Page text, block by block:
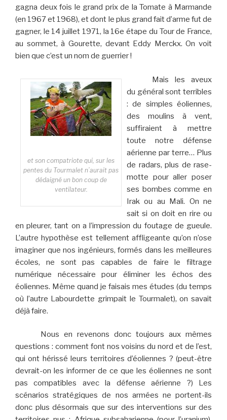
gagna deux fois le grand prix de la Tomate à Marmande
(en 1967 et 1968), et dont le plus grand fait d’arme fut de
gagner, le 14 juillet 1971, la 16e étape du Tour de France,
au sommet, à Gourette, devant Eddy Merckx. On voit
bien que c’est un nom de guerrier !
et son compatriote qui, sur les
pentes du Tourmalet n’aurait pas
dédaigné un bon coup de
ventilateur.
Mais les aveux
du général sont terribles
: de simples éoliennes,
des moulins à vent,
suffiraient à mettre
toute notre défense
aérienne par terre… Plus
de radars, plus de rase-
motte pour aller poser
ses bombes comme en
Irak ou au Mali. On ne
sait si on doit en rire ou
en pleurer, tant on a l’impression du foutage de gueule.
L’autre hypothèse est tellement affligeante qu’on n’ose
imaginer que nos ingénieurs, formés dans les meilleures
écoles, ne sont pas capables de faire le filtrage
numérique nécessaire pour éliminer les échos des
éoliennes. Même quand je faisais mes études (du temps
où l’autre Labourdette grimpait le Tourmalet), on savait
déjà faire.
Nous en revenons donc toujours aux mêmes
questions : comment font nos voisins du nord et de l’est,
qui ont hérissé leurs territoires d’éoliennes ? (peut-être
devrait-on les informer de ce que les éoliennes ne sont
pas compatibles avec la défense aérienne ?) Les
scénarios stratégiques de nos armées ne portent-ils
donc plus désormais que sur des interventions sur des